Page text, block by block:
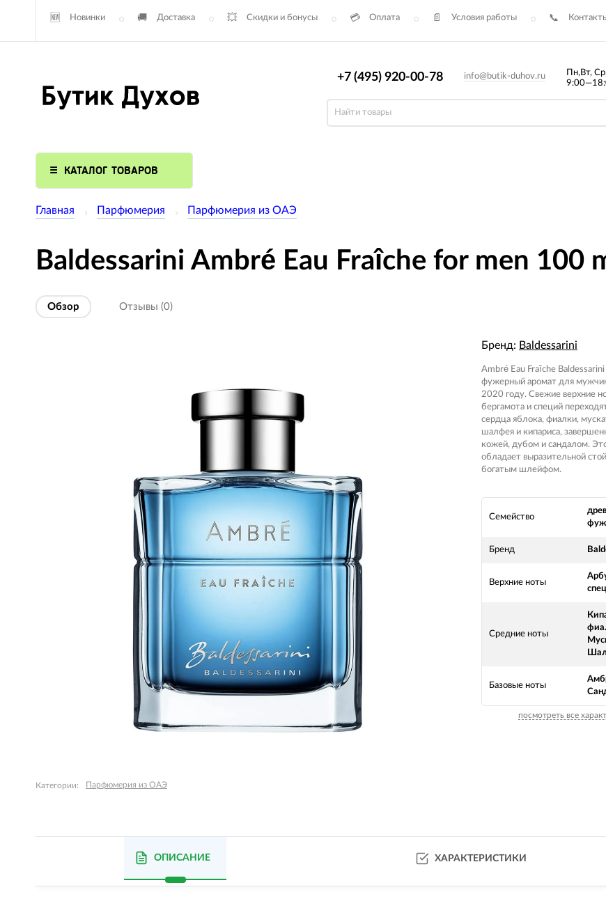
Новинки Доставка Скидки и бонусы Оплата Условия работы
+7 (495) 920-00-78 info@butik-duhov.ru
Пн,Вт,
КАТАЛОГ ТОВАРОВ
Главная Парфюмерия Парфюмерия из ОАЭ
Baldessarini Ambré Eau Fraîche for men 100
Обзор Отзывы (0)
Бренд: Baldessarini
Ambré Eau Fraîche
фужерный аромат для
2020 году. Свежие верхние
бергамота и специй
сердца яблока, фиалки,
шалфея и кипариса,
кожей, дубом и сандалом.
обладает выразительной
богатым шлейфом.
Семейство
Бренд
Верхние ноты
Средние ноты
Базовые ноты
посмотреть все
Категории: Парфюмерия из ОАЭ
ОПИСАНИЕ ХАРАКТЕРИСТИКИ